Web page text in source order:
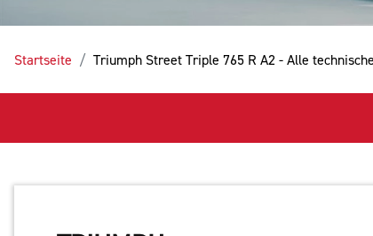
Startseite Triumph Street Triple 765 R A2 - Alle